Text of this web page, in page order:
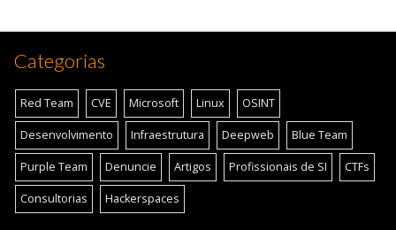
Categorias
Red Team CVE Microsoft Linux OSINT
Desenvolvimento Infraestrutura Deepweb Blue Team
Purple Team Denuncie Artigos Profissionais de SI CTFs
Consultorias Hackerspaces